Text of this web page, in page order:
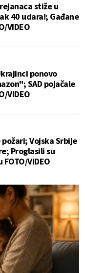
stiže u
40 udara!; Gađane
VIDEO
ponovo
SAD pojačale
VIDEO
Vojska Srbije
Proglasili su
VIDEO